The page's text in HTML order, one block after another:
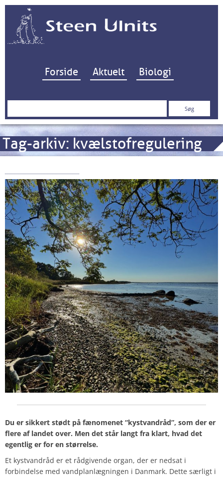
Hop til indhold
Forside Aktuelt Biologi
Søg
Tag-arkiv: kvælstofregulering
Du er sikkert stødt på fænomenet “kystvandråd”, som der er
flere af landet over. Men det står langt fra klart, hvad det
egentlig er for en størrelse.
Et kystvandråd er et rådgivende organ, der er nedsat i
forbindelse med vandplanlægningen i Danmark. Dette særligt i